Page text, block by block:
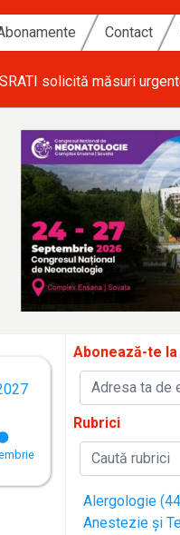
Contact
medical •
Abonează-te
Rubrici
Alergologie
Anestezie și